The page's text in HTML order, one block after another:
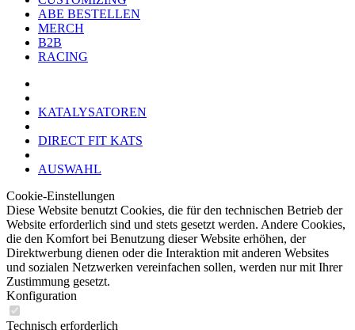
ABE BESTELLEN
MERCH
B2B
RACING
KATALYSATOREN
DIRECT FIT KATS
AUSWAHL
Cookie-Einstellungen
Diese Website benutzt Cookies, die für den technischen Betrieb der
Website erforderlich sind und stets gesetzt werden. Andere Cookies,
die den Komfort bei Benutzung dieser Website erhöhen, der
Direktwerbung dienen oder die Interaktion mit anderen Websites
und sozialen Netzwerken vereinfachen sollen, werden nur mit Ihrer
Zustimmung gesetzt.
Konfiguration
Technisch erforderlich